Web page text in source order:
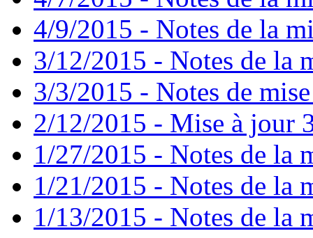
4/9/2015 - Notes de la
3/12/2015 - Notes de la
3/3/2015 - Notes de
2/12/2015 - Mise à jour
1/27/2015 - Notes de la
1/21/2015 - Notes de la
1/13/2015 - Notes de la